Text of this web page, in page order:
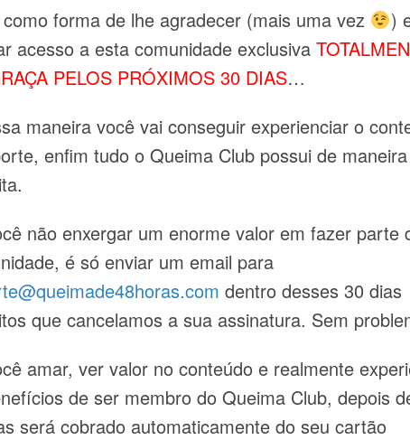
forma de lhe agradecer (mais uma vez
)
acesso a esta comunidade exclusiva
PELOS PRÓXIMOS 30 DIAS…
maneira você vai conseguir experienciar o
enfim tudo o Queima Club possui de maneira
não enxergar um enorme valor em fazer parte
é só enviar um email para
dentro desses 30 dias
que cancelamos a sua assinatura. Sem
amar, ver valor no conteúdo e realmente
de ser membro do Queima Club, depois
será cobrado automaticamente do seu cartão